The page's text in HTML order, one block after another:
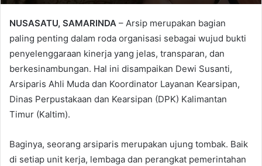
NUSASATU, SAMARINDA – Arsip merupakan bagian
paling penting dalam roda organisasi sebagai wujud bukti
penyelenggaraan kinerja yang jelas, transparan, dan
berkesinambungan. Hal ini disampaikan Dewi Susanti,
Arsiparis Ahli Muda dan Koordinator Layanan Kearsipan,
Dinas Perpustakaan dan Kearsipan (DPK) Kalimantan
Timur (Kaltim).
Baginya, seorang arsiparis merupakan ujung tombak. Baik
di setiap unit kerja, lembaga dan perangkat pemerintahan